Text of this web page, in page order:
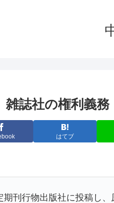
誌社の権利義務
はてブ
期刊行物出版社に投稿し